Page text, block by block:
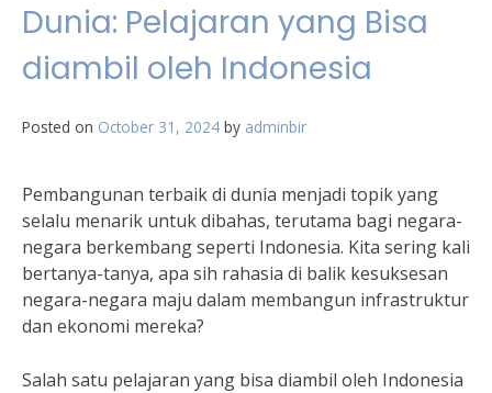
Dunia: Pelajaran yang Bisa
diambil oleh Indonesia
Posted on October 31, 2024 by adminbir
Pembangunan terbaik di dunia menjadi topik yang
selalu menarik untuk dibahas, terutama bagi negara-
negara berkembang seperti Indonesia. Kita sering kali
bertanya-tanya, apa sih rahasia di balik kesuksesan
negara-negara maju dalam membangun infrastruktur
dan ekonomi mereka?
Salah satu pelajaran yang bisa diambil oleh Indonesia